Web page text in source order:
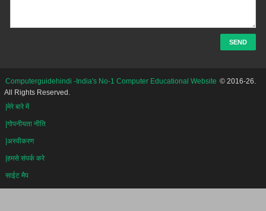
Computerguidehindi -India's No-1 Computer Educational Website © 2016-26.
All Rights Reserved.
|मेरे बारे में
|गोपनीयता नीति
|अस्वीकरण
|हमसे संपर्क करे
साईट मैप